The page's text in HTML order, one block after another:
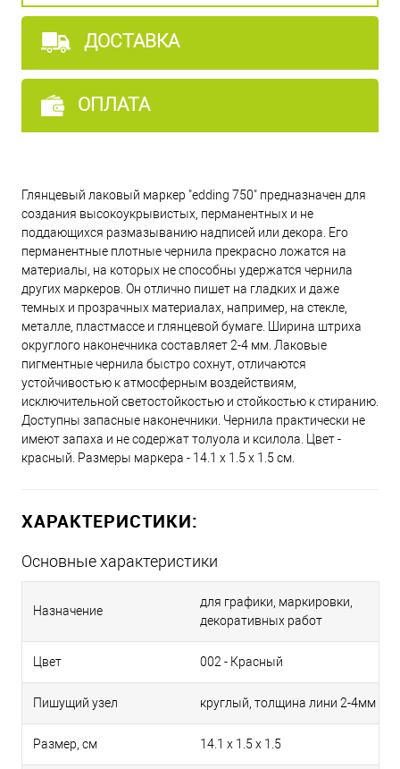
ДОСТАВКА
ОПЛАТА
Глянцевый лаковый маркер "edding 750" предназначен для
создания высокоукрывистых, перманентных и не
поддающихся размазыванию надписей или декора. Его
перманентные плотные чернила прекрасно ложатся на
материалы, на которых не способны удержатся чернила
других маркеров. Он отлично пишет на гладких и даже
темных и прозрачных материалах, например, на стекле,
металле, пластмассе и глянцевой бумаге. Ширина штриха
округлого наконечника составляет 2-4 мм. Лаковые
пигментные чернила быстро сохнут, отличаются
устойчивостью к атмосферным воздействиям,
исключительной светостойкостью и стойкостью к стиранию.
Доступны запасные наконечники. Чернила практически не
имеют запаха и не содержат толуола и ксилола. Цвет -
красный. Размеры маркера - 14.1 x 1.5 x 1.5 см.
ХАРАКТЕРИСТИКИ:
Основные характеристики
Назначение
для графики, маркировки,
декоративных работ
Цвет 002 - Красный
Пишущий узел круглый, толщина лини 2-4мм
Размер, см 14.1 x 1.5 x 1.5